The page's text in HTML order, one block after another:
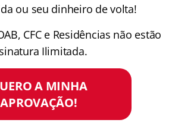
ou seu dinheiro de volta!
CFC e Residências não estão
Ilimitada.
A MINHA
APROVAÇÃO!